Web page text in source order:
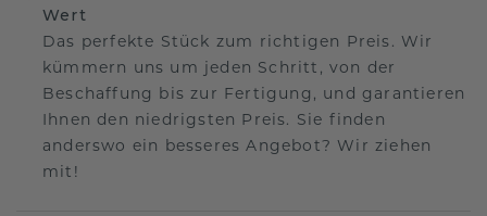
Wert
Das perfekte Stück zum richtigen Preis. Wir
kümmern uns um jeden Schritt, von der
Beschaffung bis zur Fertigung, und garantieren
Ihnen den niedrigsten Preis. Sie finden
anderswo ein besseres Angebot? Wir ziehen
mit!